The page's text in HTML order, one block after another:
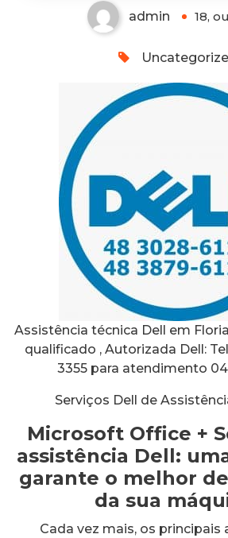
admin 18,
Assistência técnica Dell em
qualificado , Autorizada Dell:
3355 para atendimento
Serviços Dell de
Microsoft Office +
assistência Dell:
garante o melhor
da sua
Cada vez mais, os